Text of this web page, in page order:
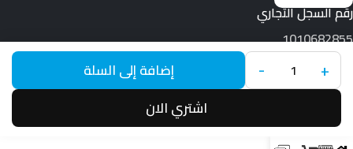
رقم السجل التجاري
1010682855
جميع الحقوق محفوظة لـ © 2026.
Duke +
-
إضافة إلى السلة
اشتري الان